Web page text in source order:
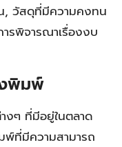
, วัสดุที่มีความคงทน
รพิจารณาเรื่องงบ
งพิมพ์
งๆ ที่มีอยู่ในตลาด
พ์ที่มีความสามารถ